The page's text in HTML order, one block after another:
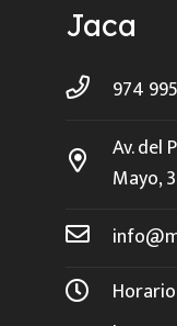
Jaca
974
Av. del
Mayo, 3